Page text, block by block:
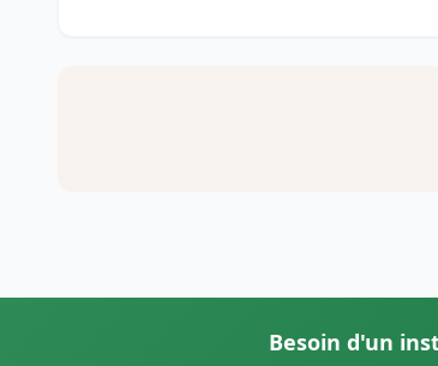
Besoin d'un